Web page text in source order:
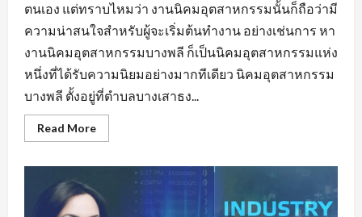
ตนเอง แต่ทราบไหมว่า งานนิคมอุตสาหกรรมนั้นก็ถือว่ามี
ความน่าสนใจสำหรับผู้จะเริ่มต้นทำงาน อย่างเช่นการ หา
งานนิคมอุตสาหกรรมบางพลี ก็เป็นนิคมอุตสาหกรรมแห่ง
หนึ่งที่ได้รับความนิยมอย่างมากทีเดียว นิคมอุตสาหกรรม
บางพลี ตั้งอยู่ที่ตำบลบางเสาธง...
Read MoreRead
more
อุตสาหกรรม
บางพลี